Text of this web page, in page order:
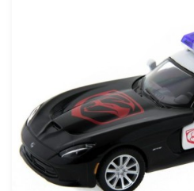
Добавляйте товары
в корзину
Оплачивайте сегодня